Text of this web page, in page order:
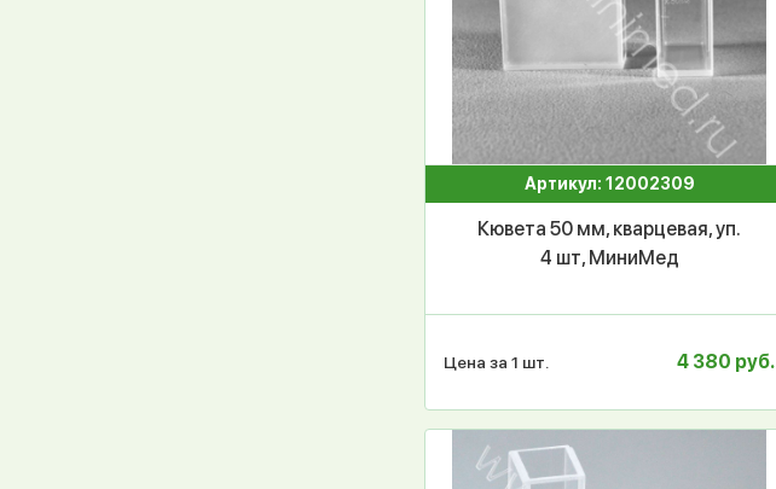
Артикул: 12002309
Кювета 50 мм, кварцевая, уп.
4 шт, МиниМед
Цена за 1 шт. 4 380 руб.